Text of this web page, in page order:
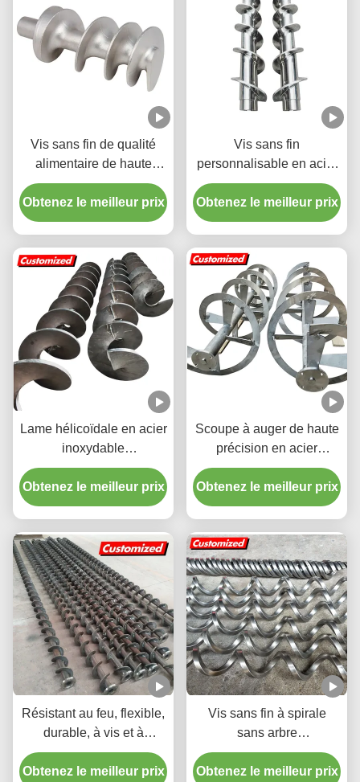
Vis sans fin de qualité
alimentaire de haute
précision en acier
inoxydable 304/316 pour
hachoir à viande
Obtenez le meilleur prix
Vis sans fin
personnalisable en acier
inoxydable résistant à la
chaleur avec lame
hélicoïdale pour
Obtenez le meilleur prix
Lame hélicoïdale en acier
inoxydable
personnalisable, à haute
efficacité et résistante au
feu, pour vis sans fin de
Obtenez le meilleur prix
Scoupe à auger de haute
précision en acier
inoxydable personnalisée
et agitateur à ruban
hélicoïdal pour impulseur
Obtenez le meilleur prix
Résistant au feu, flexible,
durable, à vis et à
convoyeur à vis pour
usines de fabrication
Obtenez le meilleur prix
Vis sans fin à spirale
sans arbre
personnalisable avec
haute précision et acier
Obtenez le meilleur prix